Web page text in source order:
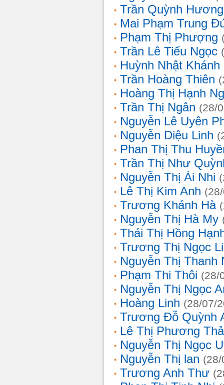
Trần Quỳnh Hương
Mai Phạm Trung
Phạm Thị Phượng
Trần Lê Tiểu Ngọc
Huỳnh Nhật Khánh
Trần Hoàng Thiên
Hoàng Thị Hạnh
Trần Thị Ngân (28/
Nguyễn Lê Uyên
Nguyễn Diệu Linh
Phan Thị Thu
Trần Thị Như
Nguyễn Thị Ái Nhi
Lê Thị Kim Anh
Trương Khánh Hà
Nguyễn Thị Hà My
Thái Thị Hồng
Trương Thị Ngọc
Nguyễn Thị Thanh
Phạm Thi Thôi (28/
Nguyễn Thị Ngọc
Hoàng Linh (28/07/
Trương Đỗ Quỳnh
Lê Thị Phương
Nguyễn Thị Ngọc
Nguyễn Thị lan
Trương Anh Thư